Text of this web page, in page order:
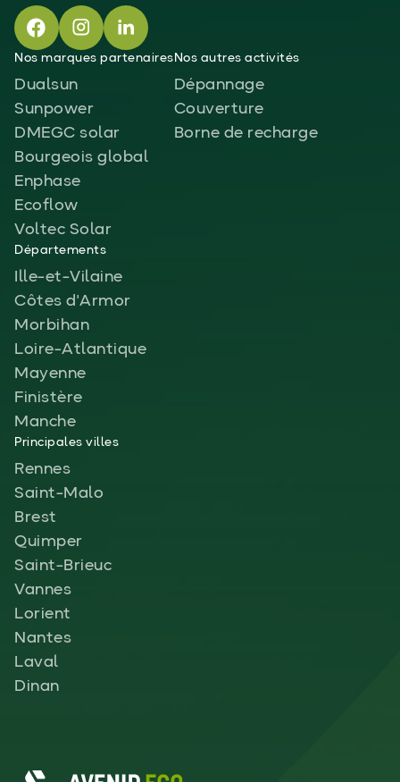
Nos marques partenaires
Dualsun
Sunpower
DMEGC solar
Bourgeois global
Enphase
Ecoflow
Voltec Solar
Nos autres activités
Dépannage
Couverture
Borne de recharge
Départements
Ille-et-Vilaine
Côtes d'Armor
Morbihan
Loire-Atlantique
Mayenne
Finistère
Manche
Principales villes
Rennes
Saint-Malo
Brest
Quimper
Saint-Brieuc
Vannes
Lorient
Nantes
Laval
Dinan